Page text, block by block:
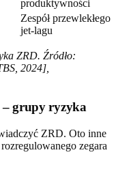
produktywności
Zespół przewlekłego
jet-lagu
ZRD. Źródło:
2024],
– grupy ryzyka
ZRD. Oto inne
zegara